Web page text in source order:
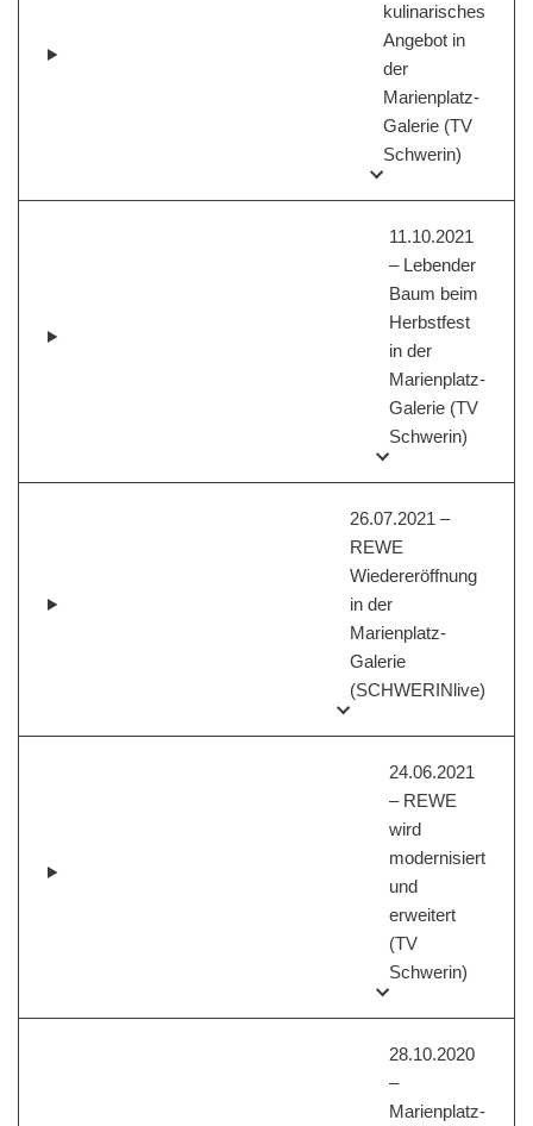
kulinarisches
Angebot in
der
Marienplatz-
Galerie (TV
Schwerin)
11.10.2021
– Lebender
Baum beim
Herbstfest
in der
Marienplatz-
Galerie (TV
Schwerin)
26.07.2021 –
REWE
Wiedereröffnung
in der
Marienplatz-
Galerie
(SCHWERINlive)
24.06.2021
– REWE
wird
modernisiert
und
erweitert
(TV
Schwerin)
28.10.2020
–
Marienplatz-